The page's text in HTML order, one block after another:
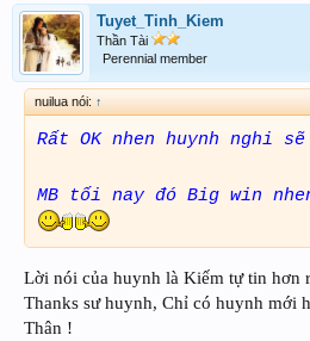
Tuyet_Tinh_Kiem
Thần Tài
Perennial member
nuilua nói: ↑
Rất OK nhen huynh nghi
MB tối nay đó Big win
Lời nói của huynh là Kiếm tự tin hơn
Thanks sư huynh, Chỉ có huynh mới
Thân !